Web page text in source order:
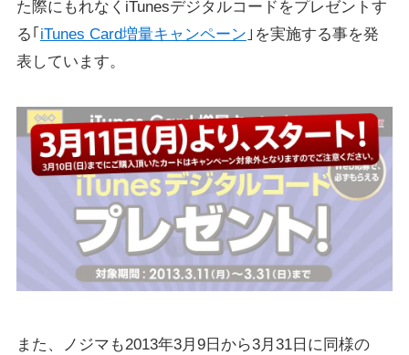
た際にもれなくiTunesデジタルコードをプレゼントす
る｢ iTunes Card増量キャンペーン ｣を実施する事を発
表しています。
また、ノジマも2013年3月9日から3月31日に同様の